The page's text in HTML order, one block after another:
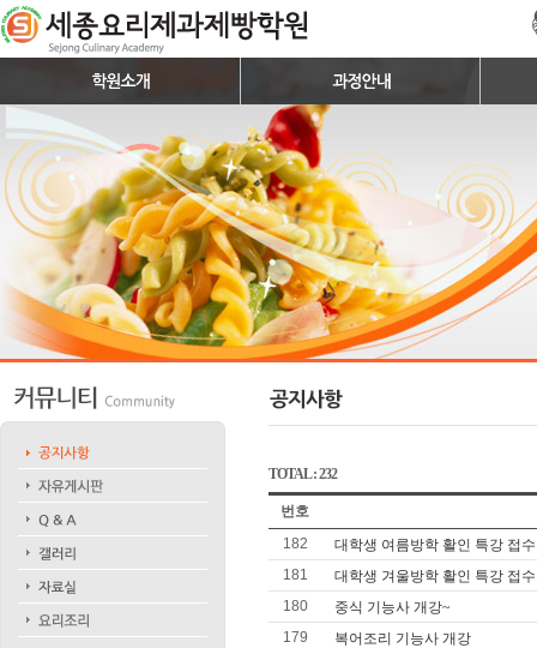
TOTAL : 232
번호
182
대학생 여름방학 활인 특강 접
181
대학생 겨울방학 활인 특강 접
180
중식 기능사 개강~
179
복어조리 기능사 개강